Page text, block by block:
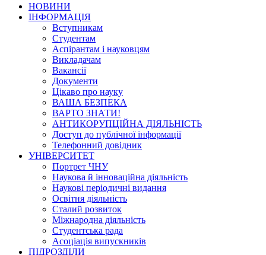
НОВИНИ
ІНФОРМАЦІЯ
Вступникам
Студентам
Аспірантам і науковцям
Викладачам
Вакансії
Документи
Цікаво про науку
ВАША БЕЗПЕКА
ВАРТО ЗНАТИ!
АНТИКОРУПЦІЙНА ДІЯЛЬНІСТЬ
Доступ до публічної інформації
Телефонний довідник
УНІВЕРСИТЕТ
Портрет ЧНУ
Наукова й інноваційна діяльність
Наукові періодичні видання
Освітня діяльність
Сталий розвиток
Міжнародна діяльність
Студентська рада
Асоціація випускників
ПІДРОЗДІЛИ